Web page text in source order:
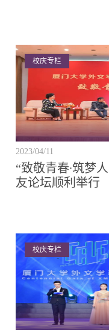
校庆专栏
2023/04/11
“致敬青春∙筑梦
友论坛顺利举行
校庆专栏